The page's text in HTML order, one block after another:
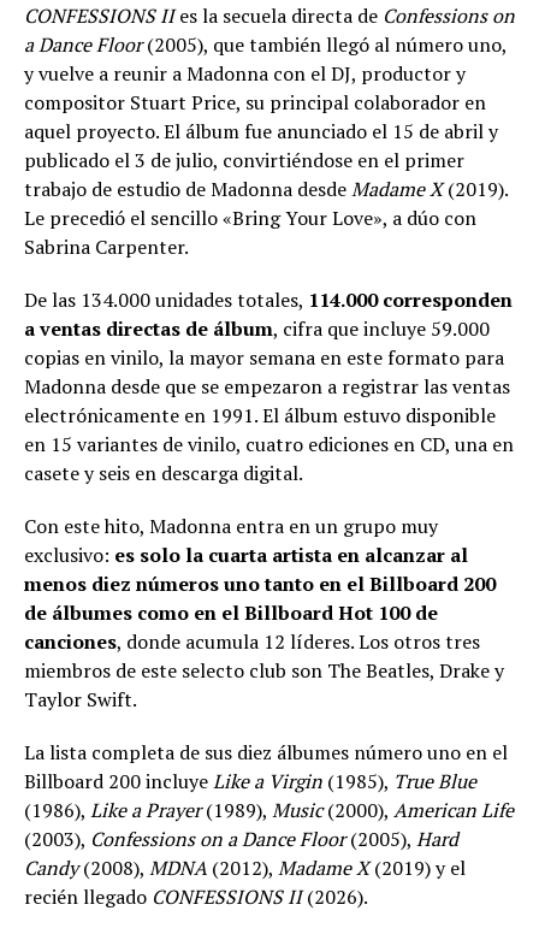
CONFESSIONS IIes la secuela directa de Confessions on
a Dance Floor(2005), que también llegó al número uno,
y vuelve a reunir a Madonna con el DJ, productor y
compositor Stuart Price, su principal colaborador en
aquel proyecto. El álbum fue anunciado el 15 de abril y
publicado el 3 de julio, convirtiéndose en el primer
trabajo de estudio de Madonna desdeMadame X(2019).
Le precedió el sencillo «Bring Your Love», a dúo con
Sabrina Carpenter.
De las 134.000 unidades totales, 114.000 corresponden
a ventas directas de álbum, cifra que incluye 59.000
copias en vinilo, la mayor semana en este formato para
Madonna desde que se empezaron a registrar las ventas
electrónicamente en 1991. El álbum estuvo disponible
en 15 variantes de vinilo, cuatro ediciones en CD, una en
casete y seis en descarga digital.
Con este hito, Madonna entra en un grupo muy
exclusivo: es solo la cuarta artista en alcanzar al
menos diez números uno tanto en el Billboard 200
de álbumes como en el Billboard Hot 100 de
canciones, donde acumula 12 líderes. Los otros tres
miembros de este selecto club son The Beatles, Drake y
Taylor Swift.
La lista completa de sus diez álbumes número uno en el
Billboard 200 incluyeLike a Virgin (1985), True Blue
(1986), Like a Prayer(1989), Music(2000), American Life
(2003), Confessions on a Dance Floor(2005), Hard
Candy(2008), MDNA (2012), Madame X(2019) y el
recién llegado CONFESSIONS II(2026).